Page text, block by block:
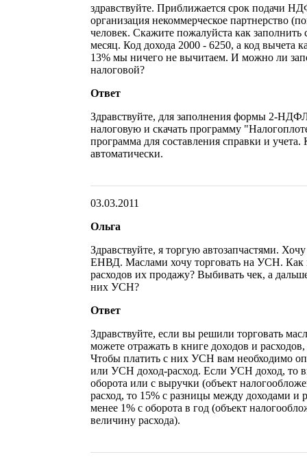
здравствуйте. Приближается срок подачи
организация некоммерческое партнерство
человек. Скажите пожалуйста как
месяц. Код дохода 2000 - 6250, а код вычета
13% мы ничего не вычитаем. И можно ли
налоговой?
Ответ
Здравствуйте, для заполнения формы 2-
налоговую и скачать программу
программа для составления справки и
автоматически.
03.03.2011
Ольга
Здравствуйте, я торгую автозапчастями.
ЕНВД. Маслами хочу торговать на УСН. Как
расходов их продажу? Выбивать чек, а
них УСН?
Ответ
Здравствуйте, если вы решили торговать
можете отражать в книге доходов и
Чтобы платить с них УСН вам необходимо
или УСН доход-расход. Если УСН доход, то
оборота или с выручки (объект
расход, то 15% с разницы между доходами и
менее 1% с оборота в год (объект
величину расхода).